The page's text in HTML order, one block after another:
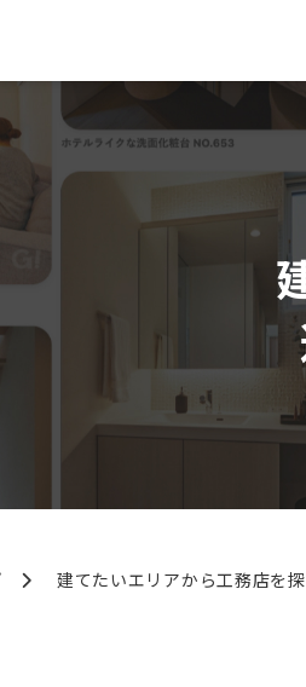
建てたいエリアから工務店を